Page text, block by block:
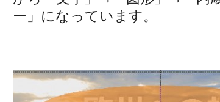
ー」になっています。